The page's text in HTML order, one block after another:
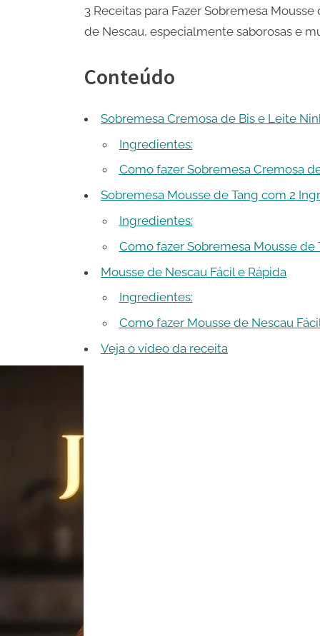
3 Receitas para Fazer Sobremesa
de Nescau, especialmente saborosas e
Conteúdo
Sobremesa Cremosa de Bis e Leite
Ingredientes:
Como fazer Sobremesa Cremosa
Sobremesa Mousse de Tang com 2
Ingredientes:
Como fazer Sobremesa Mousse de
Mousse de Nescau Fácil e Rápida
Ingredientes:
Como fazer Mousse de Nescau
Veja o vídeo da receita